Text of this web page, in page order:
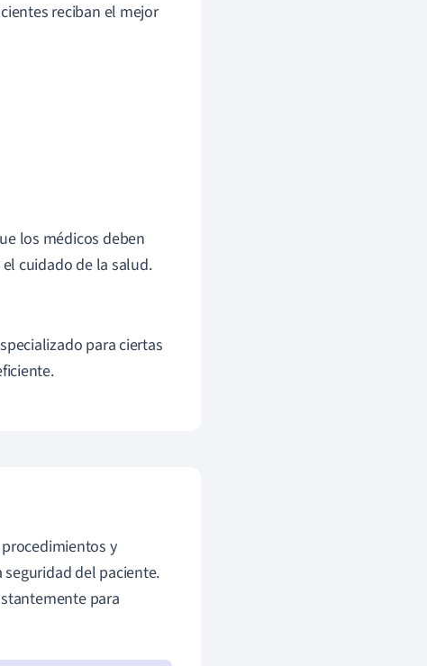
reciban el mejor
los médicos deben
cuidado de la salud.
para ciertas
y
del paciente.
para